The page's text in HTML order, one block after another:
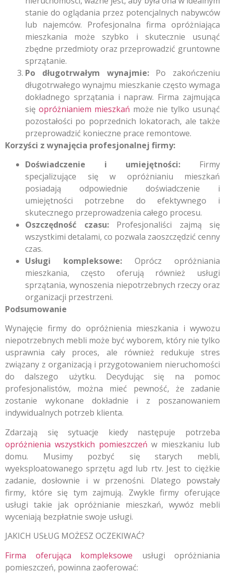
stanie do oglądania przez potencjalnych nabywców
lub najemców. Profesjonalna firma opróżniająca
mieszkania może szybko i skutecznie usunąć
zbędne przedmioty oraz przeprowadzić gruntowne
sprzątanie.
Po długotrwałym wynajmie:Po zakończeniu
długotrwałego wynajmu mieszkanie często wymaga
dokładnego sprzątania i napraw. Firma zajmująca
się opróżnianiem mieszkań może nie tylko usunąć
pozostałości po poprzednich lokatorach, ale także
przeprowadzić konieczne prace remontowe.
Korzyści z wynajęcia profesjonalnej firmy:
Doświadczenie i umiejętności: Firmy
specjalizujące się w opróżnianiu mieszkań
posiadają odpowiednie doświadczenie i
umiejętności potrzebne do efektywnego i
skutecznego przeprowadzenia całego procesu.
Oszczędność czasu:Profesjonaliści zajmą się
wszystkimi detalami, co pozwala zaoszczędzić cenny
czas.
Usługi kompleksowe: Oprócz opróżniania
mieszkania, często oferują również usługi
sprzątania, wynoszenia niepotrzebnych rzeczy oraz
organizacji przestrzeni.
Podsumowanie
Wynajęcie firmy do opróżnienia mieszkania i wywozu
niepotrzebnych mebli może być wyborem, który nie tylko
usprawnia cały proces, ale również redukuje stres
związany z organizacją i przygotowaniem nieruchomości
do dalszego użytku. Decydując się na pomoc
profesjonalistów, można mieć pewność, że zadanie
zostanie wykonane dokładnie i z poszanowaniem
indywidualnych potrzeb klienta.
Zdarzają się sytuacje kiedy następuje potrzeba
opróżnienia wszystkich pomieszczeń w mieszkaniu lub
domu. Musimy pozbyć się starych mebli,
wyeksploatowanego sprzętu agd lub rtv. Jest to ciężkie
zadanie, dosłownie i w przenośni. Dlatego powstały
firmy, które się tym zajmują. Zwykle firmy oferujące
usługi takie jak opróżnianie mieszkań, wywóz mebli
wyceniają bezpłatnie swoje usługi.
JAKICH USŁUG MOŻESZ OCZEKIWAĆ?
Firma oferująca kompleksowe usługi opróżniania
pomieszczeń, powinna zaoferować: